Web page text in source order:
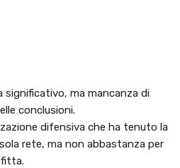
significativo, ma mancanza di
conclusioni.
difensiva che ha tenuto la
rete, ma non abbastanza per